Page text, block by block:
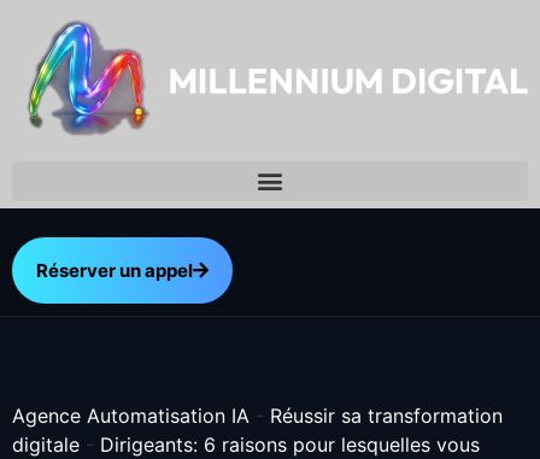
Réserver un appel
Agence Automatisation IA - Réussir sa transformation
digitale - Dirigeants: 6 raisons pour lesquelles vous